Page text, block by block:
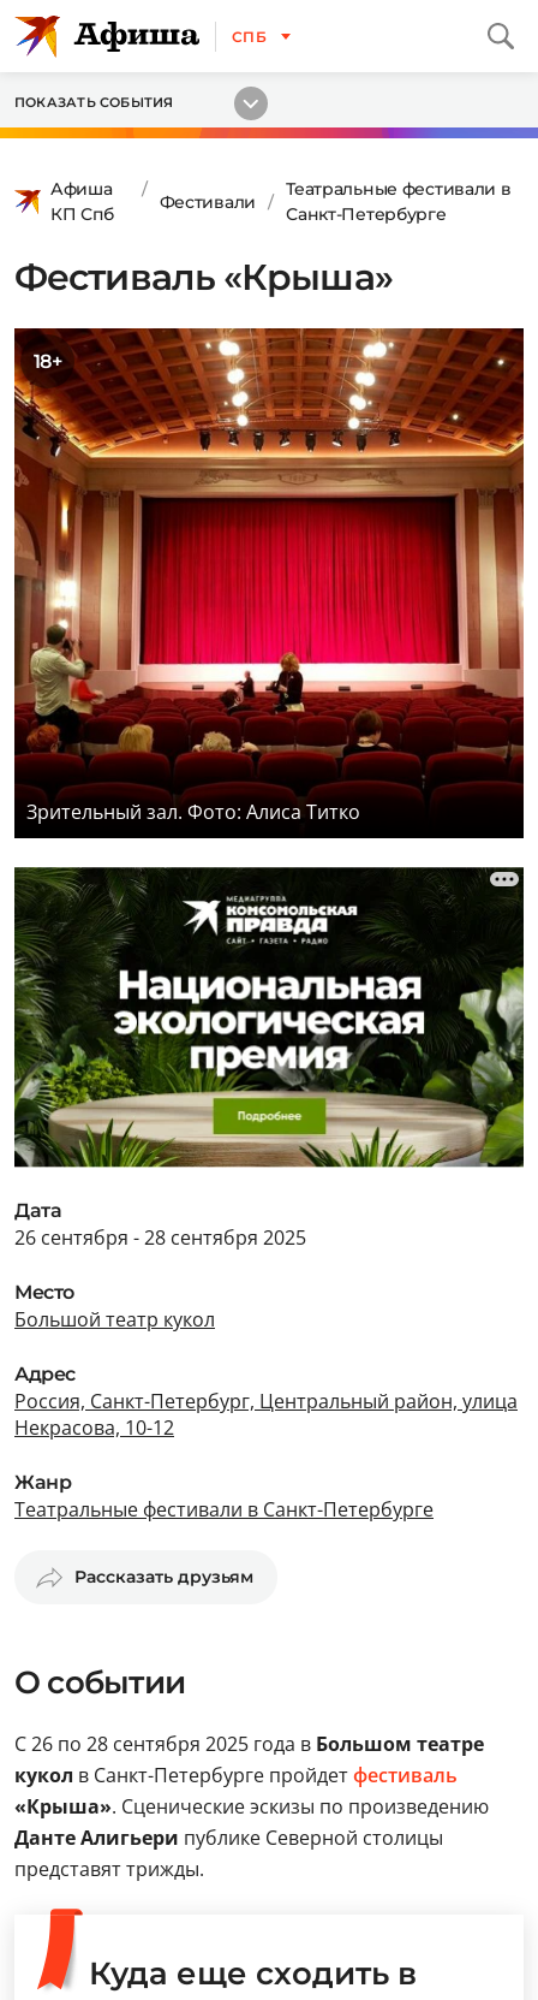
СПБ
ПОКАЗАТЬ СОБЫТИЯ
Афиша
КП Спб
Фестивали
Театральные фестивали в
Санкт-Петербурге
Фестиваль «Крыша»
18+
Зрительный зал. Фото: Алиса Титко
Дата
26 сентября - 28 сентября 2025
Место
Большой театр кукол
Адрес
Россия, Санкт-Петербург, Центральный район, улица
Некрасова, 10-12
Жанр
Театральные фестивали в Санкт-Петербурге
Рассказать друзьям
О событии
С 26 по 28 сентября 2025 года в Большом театре
кукол в Санкт-Петербурге пройдетфестиваль
«Крыша». Сценические эскизы по произведению
Данте Алигьери публике Северной столицы
представят трижды.
Куда еще сходить в